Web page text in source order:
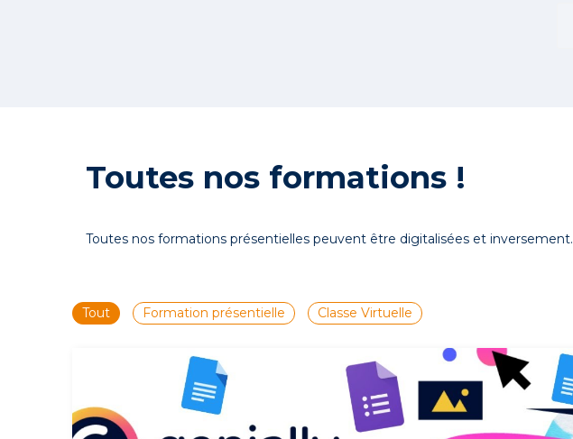
Toutes nos formations !
Toutes nos formations présentielles peuvent être digitalisées et inversement.
Tout Formation présentielle Classe Virtuelle